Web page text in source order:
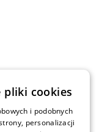
pliki cookies
i podobnych
personalizacji